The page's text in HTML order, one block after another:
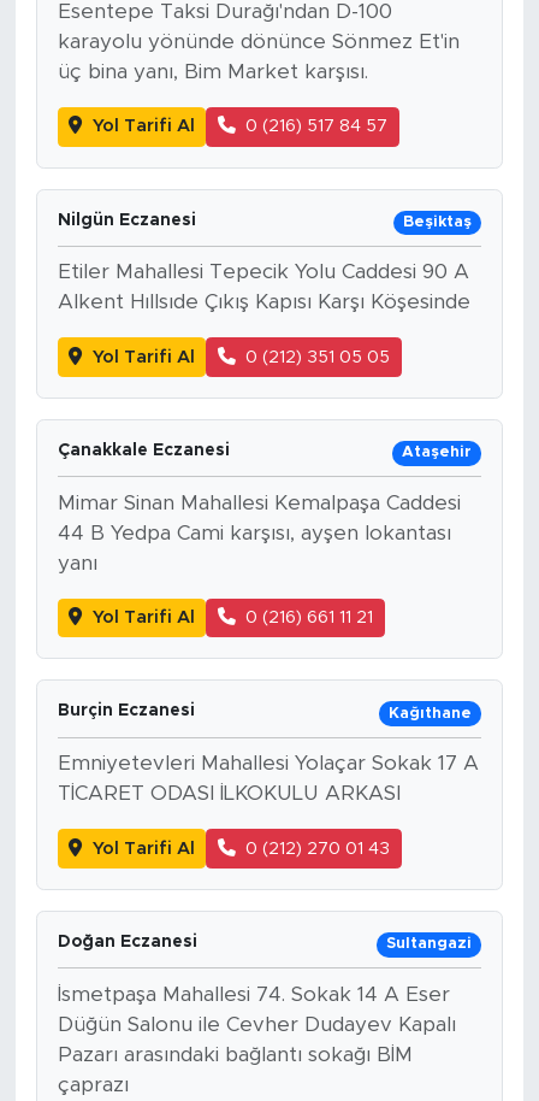
Esentepe Taksi Durağı'ndan D-100
karayolu yönünde dönünce Sönmez Et'in
üç bina yanı, Bim Market karşısı.
Yol Tarifi Al 0 (216) 517 84 57
Nilgün Eczanesi Beşiktaş
Etiler Mahallesi Tepecik Yolu Caddesi 90 A
Alkent Hıllsıde Çıkış Kapısı Karşı Köşesinde
Yol Tarifi Al 0 (212) 351 05 05
Çanakkale Eczanesi Ataşehir
Mimar Sinan Mahallesi Kemalpaşa Caddesi
44 B Yedpa Cami karşısı, ayşen lokantası
yanı
Yol Tarifi Al 0 (216) 661 11 21
Burçin Eczanesi Kağıthane
Emniyetevleri Mahallesi Yolaçar Sokak 17 A
TİCARET ODASI İLKOKULU ARKASI
Yol Tarifi Al 0 (212) 270 01 43
Doğan Eczanesi Sultangazi
İsmetpaşa Mahallesi 74. Sokak 14 A Eser
Düğün Salonu ile Cevher Dudayev Kapalı
Pazarı arasındaki bağlantı sokağı BİM
çaprazı